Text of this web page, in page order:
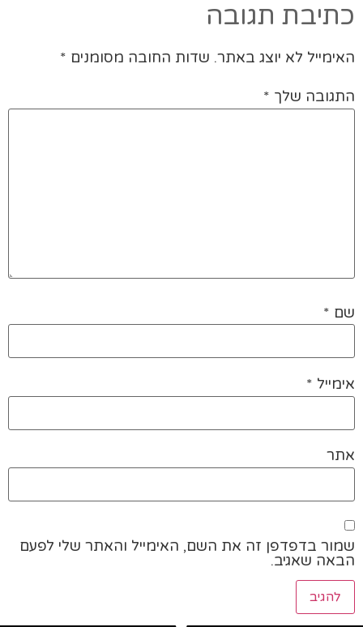
כתיבת תגובה
האימייל לא יוצג באתר. שדות החובה מסומנים *
התגובה שלך *
שם *
אימייל *
אתר
שמור בדפדפן זה את השם, האימייל והאתר שלי לפעם
הבאה שאגיב.